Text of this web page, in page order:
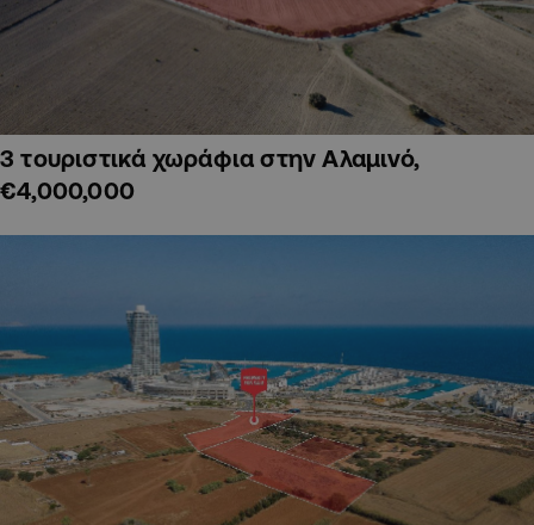
3 τουριστικά χωράφια στην Αλαμινό,
€4,000,000